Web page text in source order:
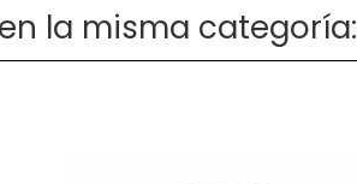
la misma categoría: